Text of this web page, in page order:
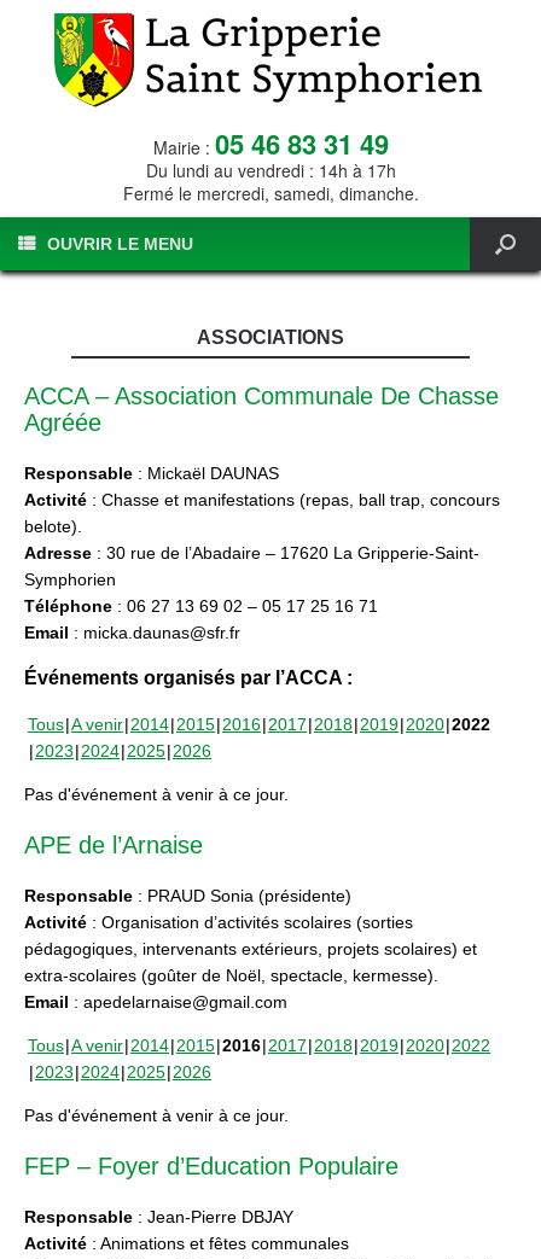
Mairie : 05 46 83 31 49
Du lundi au vendredi : 14h à 17h
Fermé le mercredi, samedi, dimanche.
OUVRIR LE MENU
ASSOCIATIONS
ACCA – Association Communale De Chasse
Agréée
Responsable : Mickaël DAUNAS
Activité : Chasse et manifestations (repas, ball trap, concours
belote).
Adresse : 30 rue de l’Abadaire – 17620 La Gripperie-Saint-
Symphorien
Téléphone : 06 27 13 69 02 – 05 17 25 16 71
Email : micka.daunas@sfr.fr
Événements organisés par l’ACCA :
Tous A venir 2014 2015 2016 2017 2018 2019 2020 2022
2023 2024 2025 2026
Pas d'événement à venir à ce jour.
APE de l’Arnaise
Responsable : PRAUD Sonia (présidente)
Activité : Organisation d’activités scolaires (sorties
pédagogiques, intervenants extérieurs, projets scolaires) et
extra-scolaires (goûter de Noël, spectacle, kermesse).
Email : apedelarnaise@gmail.com
Tous A venir 2014 2015 2016 2017 2018 2019 2020 2022
2023 2024 2025 2026
Pas d'événement à venir à ce jour.
FEP – Foyer d’Education Populaire
Responsable : Jean-Pierre DBJAY
Activité : Animations et fêtes communales